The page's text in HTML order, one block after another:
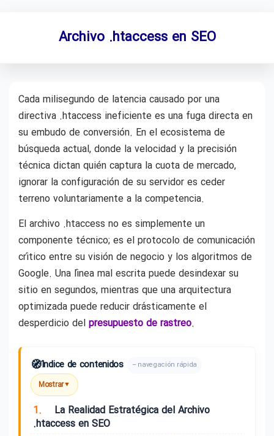
Archivo .htaccess en SEO
Cada milisegundo de latencia causado por una
directiva .htaccess ineficiente es una fuga directa en
su embudo de conversión. En el ecosistema de
búsqueda actual, donde la velocidad y la precisión
técnica dictan quién captura la cuota de mercado,
ignorar la configuración de su servidor es ceder
terreno voluntariamente a la competencia.
El archivo .htaccess no es simplemente un
componente técnico; es el protocolo de comunicación
crítico entre su visión de negocio y los algoritmos de
Google. Una línea mal escrita puede desindexar su
sitio en segundos, mientras que una arquitectura
optimizada puede reducir drásticamente el
desperdicio del presupuesto de rastreo.
🧭Índice de contenidos – navegación rápida
Mostrar▼
1.
La Realidad Estratégica del Archivo
.htaccess en SEO